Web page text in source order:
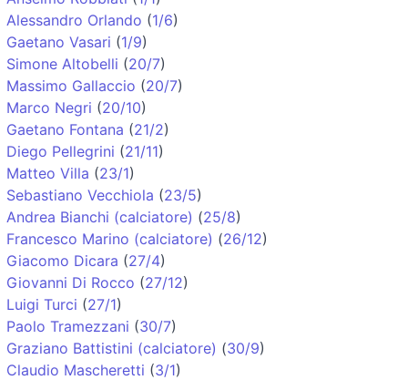
Alessandro Orlando (1/6)
Gaetano Vasari (1/9)
Simone Altobelli (20/7)
Massimo Gallaccio (20/7)
Marco Negri (20/10)
Gaetano Fontana (21/2)
Diego Pellegrini (21/11)
Matteo Villa (23/1)
Sebastiano Vecchiola (23/5)
Andrea Bianchi (calciatore) (25/8)
Francesco Marino (calciatore) (26/12)
Giacomo Dicara (27/4)
Giovanni Di Rocco (27/12)
Luigi Turci (27/1)
Paolo Tramezzani (30/7)
Graziano Battistini (calciatore) (30/9)
Claudio Mascheretti (3/1)